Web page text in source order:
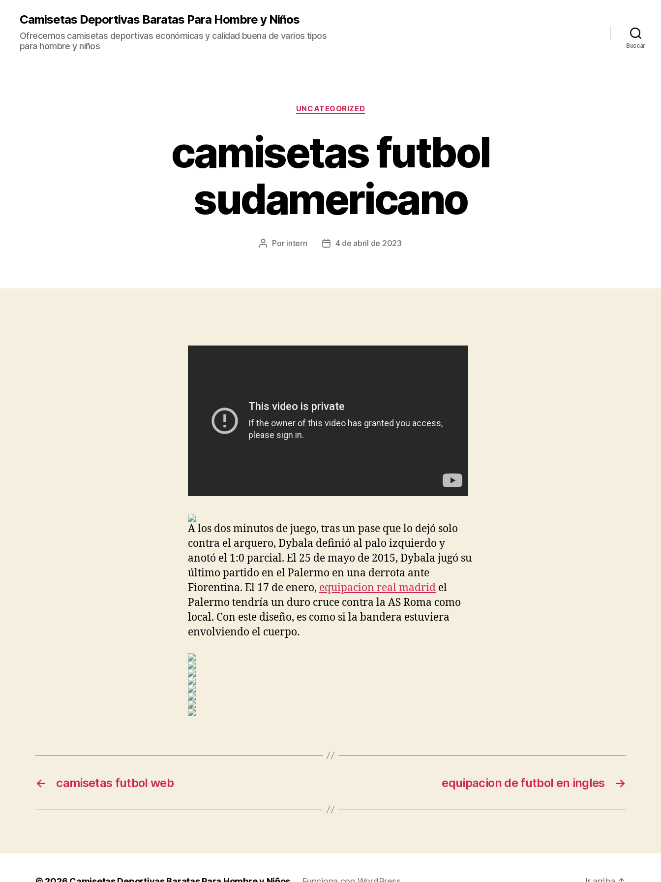
Camisetas Deportivas Baratas Para Hombre y Niños
Ofrecemos camisetas deportivas económicas y calidad buena de varios tipos
para hombre y niños
Buscar
Categorías
UNCATEGORIZED
camisetas futbol
sudamericano
Autor
Por intern
Fecha4 de abril de 2023
A los dos minutos de juego, tras un pase que lo dejó solo
contra el arquero, Dybala definió al palo izquierdo y
anotó el 1:0 parcial. El 25 de mayo de 2015, Dybala jugó su
último partido en el Palermo en una derrota ante
Fiorentina. El 17 de enero, equipacion real madrid el
Palermo tendría un duro cruce contra la AS Roma como
local. Con este diseño, es como si la bandera estuviera
envolviendo el cuerpo.
← camisetas futbol web →
equipacion de futbol en ingles